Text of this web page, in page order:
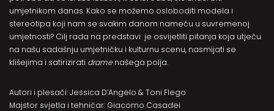
umjetnikom danas. Kako se možemo osloboditi modela i
stereotipa koji nam se svakim danom nameću u suvremenoj
umjetnosti? Cilj rada na predstavi je osvijetliti pitanja koja utječu
na našu sadašnju umjetničku i kulturnu scenu, nasmijati se
klišejima i satirizirati drame našega polja.
Autori i plesači: Jessica D’Angelo & Toni Flego
Majstor svjetla i tehničar: Giacomo Casadei